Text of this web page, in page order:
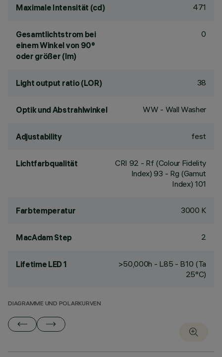
Maximale Intensität (cd) 471
Gesamtlichtstrom bei
einem Winkel von 90°
oder größer (lm)
0
Light output ratio (LOR) 38
Optik und Abstrahlwinkel WW - Wall Washer
Adjustability fest
Lichtfarbqualität CRI 92 - Rf (Colour Fidelity
Index) 93 - Rg (Gamut
Index) 101
Farbtemperatur 3000 K
MacAdam Step 2
Lifetime LED 1
>50,000h - L85 - B10 (Ta
25°C)
DIAGRAMME UND POLARKURVEN